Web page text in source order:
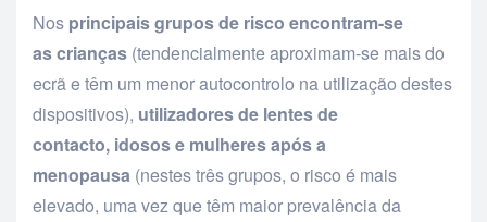
Nos principais grupos de risco encontram-se
as crianças (tendencialmente aproximam-se mais do
ecrã e têm um menor autocontrolo na utilização destes
dispositivos), utilizadores de lentes de
contacto, idosos e mulheres após a
menopausa (nestes três grupos, o risco é mais
elevado, uma vez que têm maior prevalência da